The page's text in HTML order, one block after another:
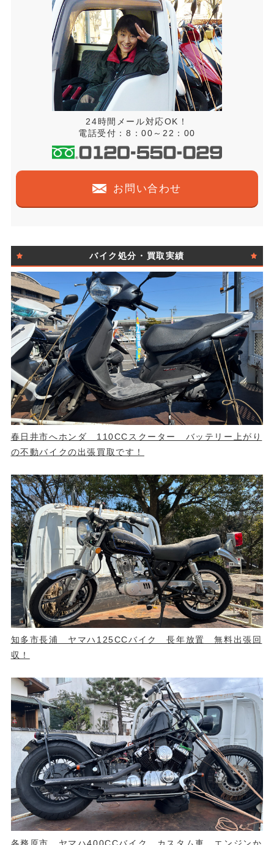
24時間メール対応OK！
電話受付：8：00～22：00
お問い合わせ
バイク処分・買取実績
春日井市へホンダ 110CCスクーター バッテリー上がり
の不動バイクの出張買取です！
知多市長浦 ヤマハ125CCバイク 長年放置 無料出張回
収！
各務原市 ヤマハ400CCバイク カスタム車 エンジンか